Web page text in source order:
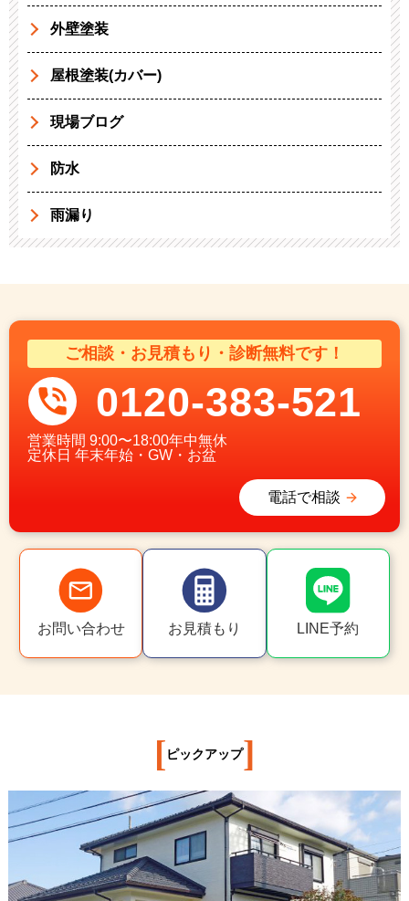
外壁塗装
屋根塗装(カバー)
現場ブログ
防水
雨漏り
ご相談・お見積もり・診断無料です！
0120-383-521
営業時間 9:00〜18:00年中無休
定休日 年末年始・GW・お盆
電話で相談
お問い合わせ お見積もり LINE予約
[ ピックアップ]